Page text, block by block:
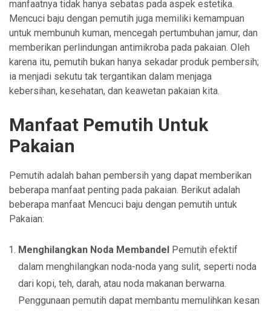
manfaatnya tidak hanya sebatas pada aspek estetika.
Mencuci baju dengan pemutih juga memiliki kemampuan
untuk membunuh kuman, mencegah pertumbuhan jamur, dan
memberikan perlindungan antimikroba pada pakaian. Oleh
karena itu, pemutih bukan hanya sekadar produk pembersih;
ia menjadi sekutu tak tergantikan dalam menjaga
kebersihan, kesehatan, dan keawetan pakaian kita.
Manfaat Pemutih Untuk
Pakaian
Pemutih adalah bahan pembersih yang dapat memberikan
beberapa manfaat penting pada pakaian. Berikut adalah
beberapa manfaat Mencuci baju dengan pemutih untuk
Pakaian:
Menghilangkan Noda Membandel
Pemutih efektif
dalam menghilangkan noda-noda yang sulit, seperti noda
dari kopi, teh, darah, atau noda makanan berwarna.
Penggunaan pemutih dapat membantu memulihkan kesan